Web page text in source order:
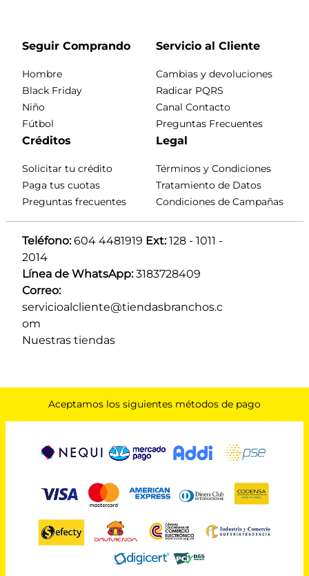
prendas urbanas para cualquier look que te imagines.
Reebok, Fila y ventas a crédito para que compres y
pagues a cuotas.
En Branchos amamos el deporte y la moda urbana.
Compra fácil y recibe rápido en
TiendasBranchos.com o en cualquiera de nuestras
Seguir Comprando
Hombre
Black Friday
Niño
Fútbol
Servicio al Cliente
Cambias y devoluciones
Radicar PQRS
Canal Contacto
Preguntas Frecuentes
Créditos
Solicitar tu crédito
Paga tus cuotas
Preguntas frecuentes
Legal
Términos y Condiciones
Tratamiento de Datos
Condiciones de Campañas
Teléfono: 604 4481919 Ext: 128 - 1011 -
2014
Línea de WhatsApp: 3183728409
Correo:
servicioalcliente@tiendasbranchos.c
om
Nuestras tiendas
Aceptamos los siguientes métodos de pago